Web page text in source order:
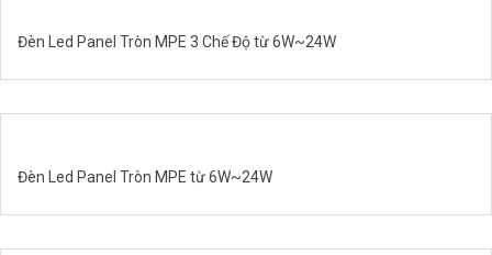
Đèn Led Panel Tròn MPE 3 Chế Độ từ 6W~24W
Đèn Led Panel Tròn MPE từ 6W~24W